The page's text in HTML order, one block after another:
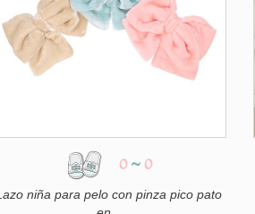
0 ~0
niña para pelo con pinza pico pato